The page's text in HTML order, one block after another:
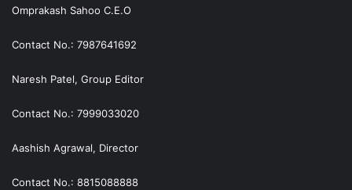
Omprakash Sahoo C.E.O
Contact No.: 7987641692
Naresh Patel, Group Editor
Contact No.: 7999033020
Aashish Agrawal, Director
Contact No.: 8815088888